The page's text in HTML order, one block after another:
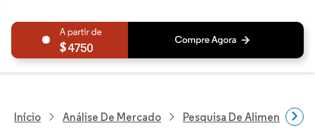
4750
Início Análise De Mercado Pesquisa De Alimentos E